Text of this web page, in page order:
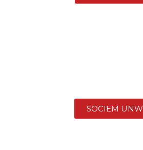
SOCIEM UNW